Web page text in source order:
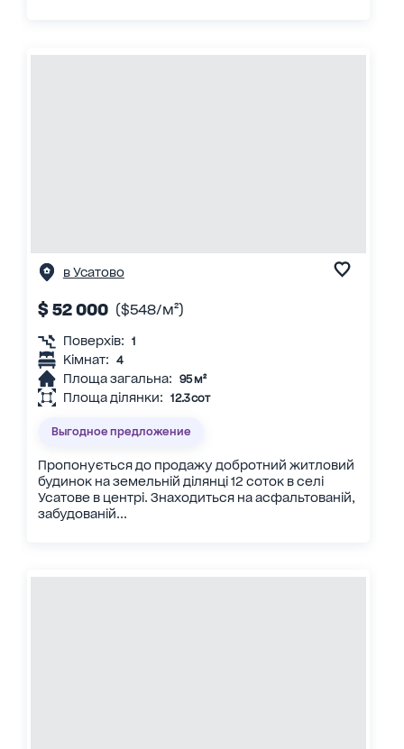
в Усатово
$ 52 000 ($548/м²)
Поверхів: 1
Кімнат: 4
Площа загальна: 95 м²
Площа ділянки: 12.3 сот
Выгодное предложение
Пропонується до продажу добротний житловий
будинок на земельній ділянці 12 соток в селі
Усатове в центрі. Знаходиться на асфальтованій,
забудованій...